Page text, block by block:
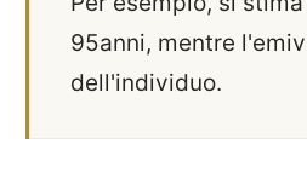
95anni, mentre
dell'individuo.